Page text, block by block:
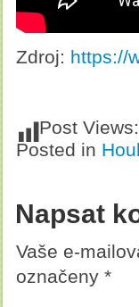
Zdroj: https://
Post Views:
Posted in
Napsat
Vaše e-
označeny *